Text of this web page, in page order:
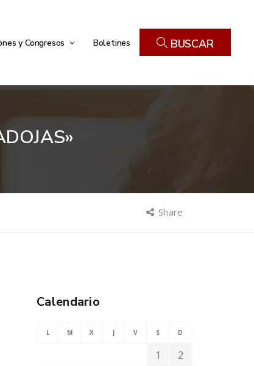
y Congresos Boletines BUSCAR
Share
Calendario
L M X J V S D
1
2